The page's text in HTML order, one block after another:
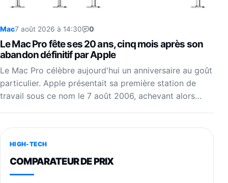
Mac7 août 2026 à 14:30 0
Le Mac Pro fête ses 20 ans, cinq mois après son
abandon définitif par Apple
Le Mac Pro célèbre aujourd'hui un anniversaire au goût
particulier. Apple présentait sa première station de
travail sous ce nom le 7 août 2006, achevant alors…
HIGH-TECH
COMPARATEUR DE PRIX